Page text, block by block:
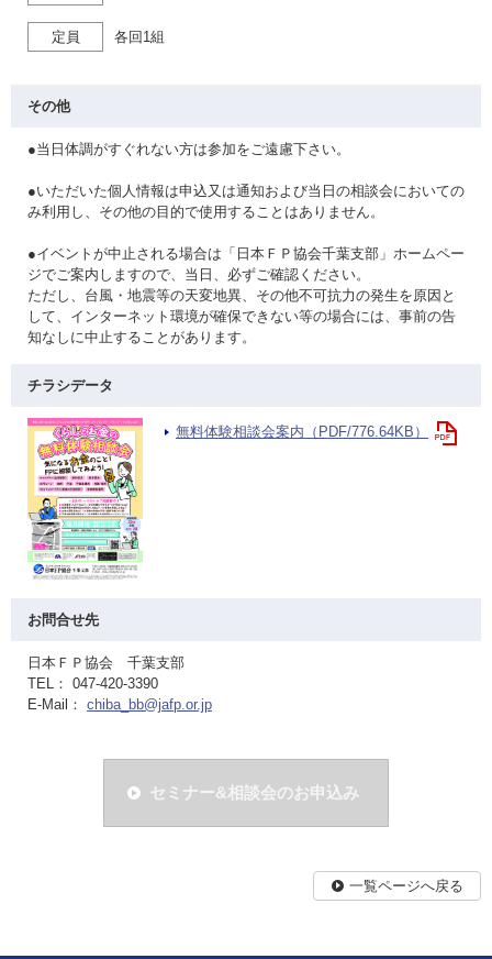
定員 各回1組
その他
●当日体調がすぐれない方は参加をご遠慮下さい。
●いただいた個人情報は申込又は通知および当日の相談会においての
み利用し、その他の目的で使用することはありません。
●イベントが中止される場合は「日本ＦＰ協会千葉支部」ホームペー
ジでご案内しますので、当日、必ずご確認ください。
ただし、台風・地震等の天変地異、その他不可抗力の発生を原因と
して、インターネット環境が確保できない等の場合には、事前の告
知なしに中止することがあります。
チラシデータ
無料体験相談会案内（PDF/776.64KB）
お問合せ先
日本ＦＰ協会 千葉支部
TEL： 047-420-3390
E-Mail： chiba_bb@jafp.or.jp
セミナー&相談会のお申込み
一覧ページへ戻る